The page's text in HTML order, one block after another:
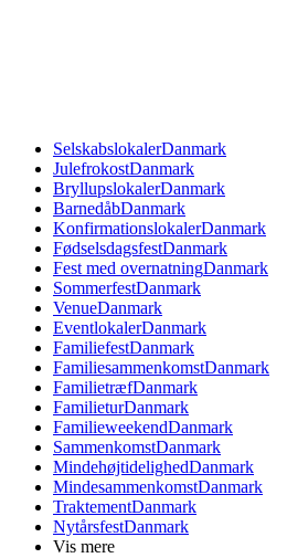
SelskabslokalerDanmark
JulefrokostDanmark
BryllupslokalerDanmark
BarnedåbDanmark
KonfirmationslokalerDanmark
FødselsdagsfestDanmark
Fest med overnatningDanmark
SommerfestDanmark
VenueDanmark
EventlokalerDanmark
FamiliefestDanmark
FamiliesammenkomstDanmark
FamilietræfDanmark
FamilieturDanmark
FamilieweekendDanmark
SammenkomstDanmark
MindehøjtidelighedDanmark
MindesammenkomstDanmark
TraktementDanmark
NytårsfestDanmark
Vis mere